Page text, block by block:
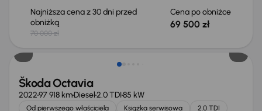
Najniższa cena z 30 dni przed
obniżką
70 000 zł
Cena po obniżce
69 500 zł
Możliwość odliczenia VAT
Škoda Octavia
202297 918 kmDiesel2.0 TDI85 kW
Od pierwszego właściciela Książka serwisowa 2.0 TDI